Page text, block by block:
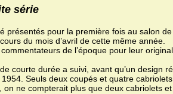
série
présentés pour la première fois au salon de
du mois d’avril de cette même année.
de l’époque pour leur
courte durée a suivi, avant qu’un design
Seuls deux coupés et quatre
on ne compterait plus que deux cabriolets